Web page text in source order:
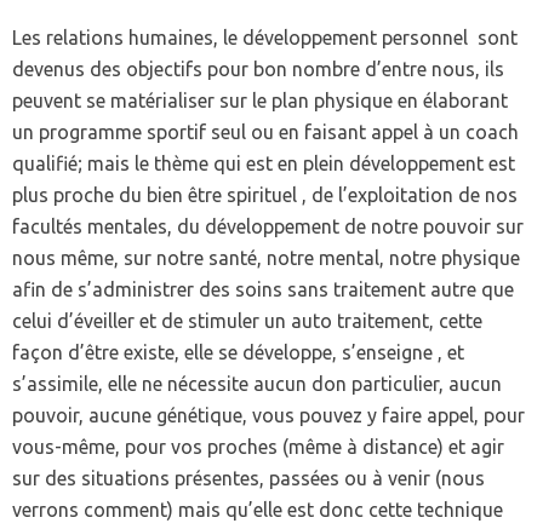
Les relations humaines, le développement personnel sont
devenus des objectifs pour bon nombre d’entre nous, ils
peuvent se matérialiser sur le plan physique en élaborant
un programme sportif seul ou en faisant appel à un coach
qualifié; mais le thème qui est en plein développement est
plus proche du bien être spirituel , de l’exploitation de nos
facultés mentales, du développement de notre pouvoir sur
nous même, sur notre santé, notre mental, notre physique
afin de s’administrer des soins sans traitement autre que
celui d’éveiller et de stimuler un auto traitement, cette
façon d’être existe, elle se développe, s’enseigne , et
s’assimile, elle ne nécessite aucun don particulier, aucun
pouvoir, aucune génétique, vous pouvez y faire appel, pour
vous-même, pour vos proches (même à distance) et agir
sur des situations présentes, passées ou à venir (nous
verrons comment) mais qu’elle est donc cette technique